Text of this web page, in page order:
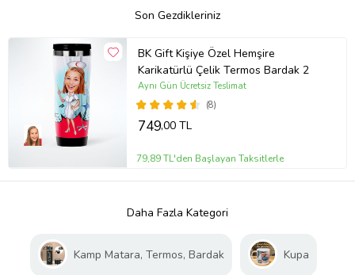
Son Gezdikleriniz
BK Gift Kişiye Özel Hemşire
Karikatürlü Çelik Termos Bardak 2
(8)
Aynı Gün Ücretsiz Teslimat
749,00 TL
79,89 TL'den Başlayan Taksitlerle
Daha Fazla Kategori
Kamp Matara, Termos, Bardak Kupa